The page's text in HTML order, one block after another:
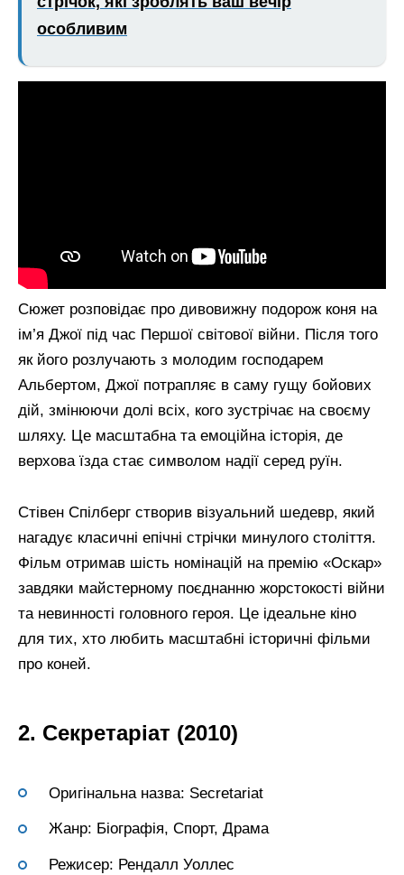
особливим
Сюжет розповідає про дивовижну подорож коня на
ім’я Джої під час Першої світової війни. Після того
як його розлучають з молодим господарем
Альбертом, Джої потрапляє в саму гущу бойових
дій, змінюючи долі всіх, кого зустрічає на своєму
шляху. Це масштабна та емоційна історія, де
верхова їзда стає символом надії серед руїн.
Стівен Спілберг створив візуальний шедевр, який
нагадує класичні епічні стрічки минулого століття.
Фільм отримав шість номінацій на премію «Оскар»
завдяки майстерному поєднанню жорстокості війни
та невинності головного героя. Це ідеальне кіно
для тих, хто любить масштабні історичні фільми
про коней.
2. Секретаріат (2010)
Оригінальна назва: Secretariat
Жанр: Біографія, Спорт, Драма
Режисер: Рендалл Уоллес